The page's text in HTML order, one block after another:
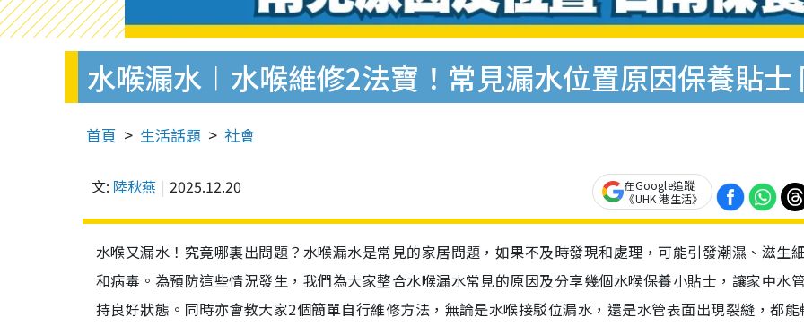
水喉漏水︱水喉維修2法寶！常見漏水位置原因保養貼
首頁 生活話題 社會
文: 陸秋燕 2025.12.20
在Google追蹤
《UHK 港生活》
水喉又漏水！究竟哪裏出問題？水喉漏水是常見的家居問題，如果不及時發現和處理，可能引發潮濕、滋生
和病毒。為預防這些情況發生，我們為大家整合水喉漏水常見的原因及分享幾個水喉保養小貼士，讓家中水
持良好狀態。同時亦會教大家2個簡單自行維修方法，無論是水喉接駁位漏水，還是水管表面出現裂縫，都能